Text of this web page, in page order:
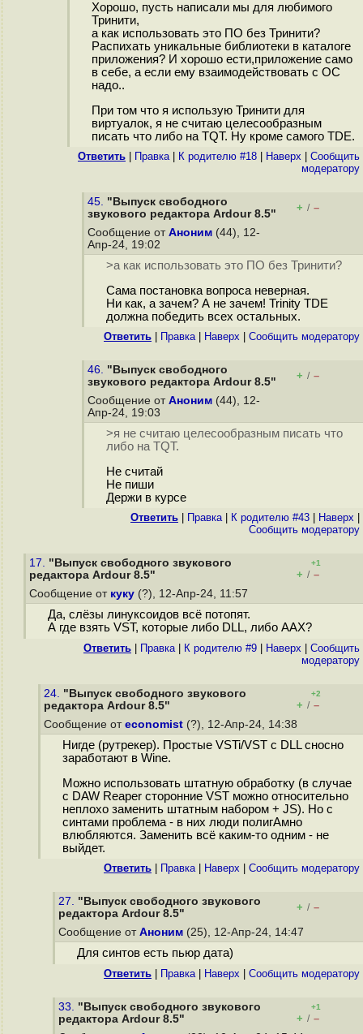
Хорошо, пусть написали мы для любимого
Тринити,
а как использовать это ПО без Тринити?
Распихать уникальные библиотеки в каталоге
приложения? И хорошо ести,приложение само
в себе, а если ему взаимодействовать с ОС
надо..
При том что я использую Тринити для
виртуалок, я не считаю целесообразным
писать что либо на TQT. Ну кроме самого TDE.
Ответить Правка| К родителю #18 Наверх
Cообщить
модератору
45. "Выпуск свободного
звукового редактора Ardour 8.5"
+ / –
Сообщение от Аноним (44), 12-
Апр-24, 19:02
>а как использовать это ПО без Тринити?
Сама постановка вопроса неверная.
Ни как, а зачем? А не зачем! Trinity TDE
должна победить всех остальных.
Ответить Правка| Наверх Cообщить модератору
46. "Выпуск свободного
звукового редактора Ardour 8.5"
+ / –
Сообщение от Аноним (44), 12-
Апр-24, 19:03
>я не считаю целесообразным писать что
либо на TQT.
Не считай
Не пиши
Держи в курсе
Ответить Правка| К родителю #43 Наверх
Cообщить модератору
17. "Выпуск свободного звукового
редактора Ardour 8.5"
+1
+ / –
Сообщение от куку (?), 12-Апр-24, 11:57
Да, слёзы линуксоидов всё потопят.
А где взять VST, которые либо DLL, либо AAX?
Ответить Правка| К родителю #9 Наверх
Cообщить
модератору
24. "Выпуск свободного звукового
редактора Ardour 8.5"
+2
+ / –
Сообщение от economist (?), 12-Апр-24, 14:38
Нигде (рутрекер). Простые VSTi/VST c DLL сносно
заработают в Wine.
Можно использовать штатную обработку (в случае
с DAW Reaper сторонние VST можно относительно
неплохо заменить штатным набором + JS). Но с
синтами проблема - в них люди полигАмно
влюбляются. Заменить всё каким-то одним - не
выйдет.
Ответить Правка| Наверх Cообщить модератору
27. "Выпуск свободного звукового
редактора Ardour 8.5"
+ / –
Сообщение от Аноним (25), 12-Апр-24, 14:47
Для синтов есть пьюр дата)
Ответить Правка| Наверх Cообщить модератору
33. "Выпуск свободного звукового
редактора Ardour 8.5"
+1
+ / –